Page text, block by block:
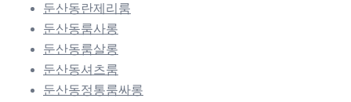
둔산동란제리룸
둔산동룸사롱
둔산동룸살롱
둔산동셔츠룸
둔산동정통룸싸롱